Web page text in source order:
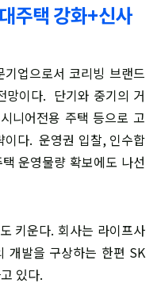
주택 강화+신사
업으로서 코리빙 브랜드
망이다. 단기와 중기의 거
니어전용 주택 등으로 고
이다. 운영권 입찰, 인수합
운영물량 확보에도 나선
키운다. 회사는 라이프사
개발을 구상하는 한편 SK
있다.